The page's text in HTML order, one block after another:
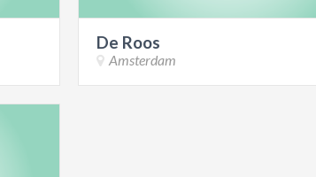
De Roos
Amsterdam